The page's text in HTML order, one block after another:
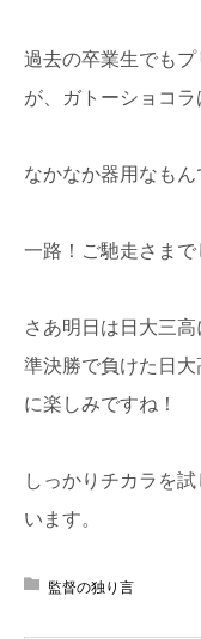
過去の卒業生でも
が、ガトーショコラ
なかなか器用なもん
一路！ご馳走さま
さあ明日は日大三
準決勝で負けた日
に楽しみですね！
しっかりチカラを
います。
監督の独り言